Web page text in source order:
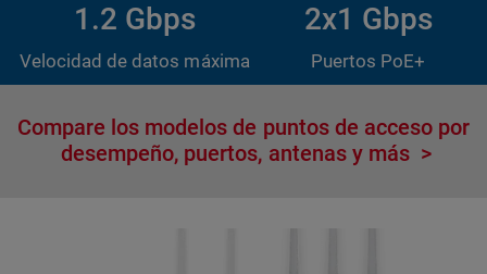
1.2 Gbps
Velocidad de datos máxima
2x1 Gbps
Puertos PoE+
Compare los modelos de puntos de acceso por
desempeño, puertos, antenas y más